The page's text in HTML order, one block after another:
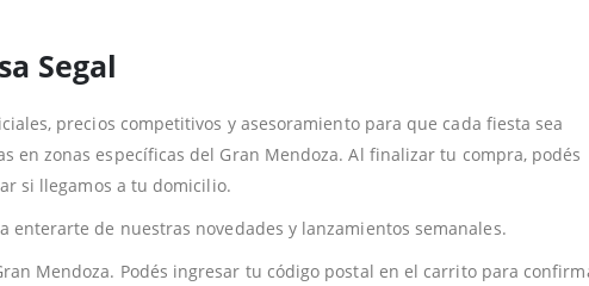
Segal
precios competitivos y asesoramiento para que cada fiesta sea
en zonas específicas del Gran Mendoza. Al finalizar tu compra, podés
si llegamos a tu domicilio.
enterarte de nuestras novedades y lanzamientos semanales.
Mendoza. Podés ingresar tu código postal en el carrito para